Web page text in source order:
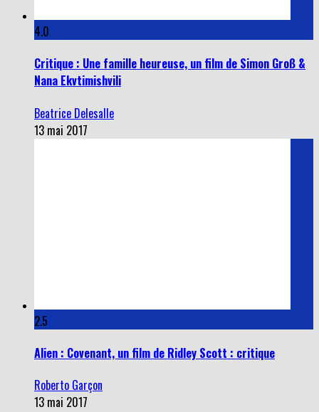
4.0
Critique : Une famille heureuse, un film de Simon Groß &
Nana Ekvtimishvili
Beatrice Delesalle
13 mai 2017
2.5
Alien : Covenant, un film de Ridley Scott : critique
Roberto Garçon
13 mai 2017